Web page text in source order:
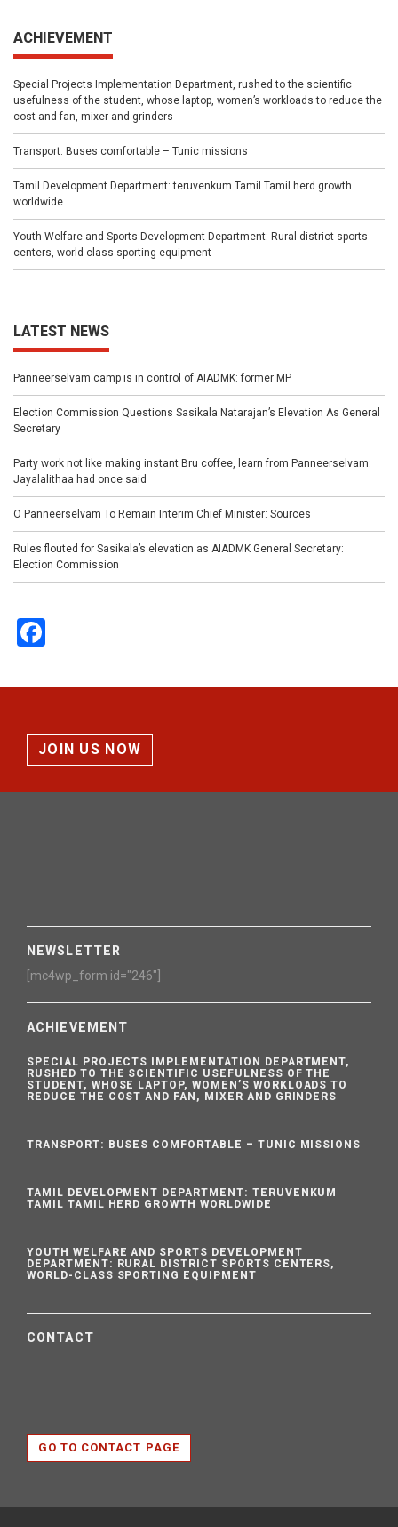
ACHIEVEMENT
Special Projects Implementation Department, rushed to the scientific
usefulness of the student, whose laptop, women’s workloads to reduce the
cost and fan, mixer and grinders
Transport: Buses comfortable – Tunic missions
Tamil Development Department: teruvenkum Tamil Tamil herd growth
worldwide
Youth Welfare and Sports Development Department: Rural district sports
centers, world-class sporting equipment
LATEST NEWS
Panneerselvam camp is in control of AIADMK: former MP
Election Commission Questions Sasikala Natarajan’s Elevation As General
Secretary
Party work not like making instant Bru coffee, learn from Panneerselvam:
Jayalalithaa had once said
O Panneerselvam To Remain Interim Chief Minister: Sources
Rules flouted for Sasikala’s elevation as AIADMK General Secretary:
Election Commission
JOIN US NOW
NEWSLETTER
[mc4wp_form id="246"]
ACHIEVEMENT
SPECIAL PROJECTS IMPLEMENTATION DEPARTMENT,
RUSHED TO THE SCIENTIFIC USEFULNESS OF THE
STUDENT, WHOSE LAPTOP, WOMEN’S WORKLOADS TO
REDUCE THE COST AND FAN, MIXER AND GRINDERS
TRANSPORT: BUSES COMFORTABLE – TUNIC MISSIONS
TAMIL DEVELOPMENT DEPARTMENT: TERUVENKUM
TAMIL TAMIL HERD GROWTH WORLDWIDE
YOUTH WELFARE AND SPORTS DEVELOPMENT
DEPARTMENT: RURAL DISTRICT SPORTS CENTERS,
WORLD-CLASS SPORTING EQUIPMENT
CONTACT
GO TO CONTACT PAGE